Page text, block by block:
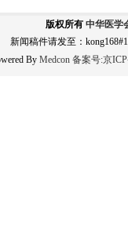
版权所有 中华医学
新闻稿件请发至：
By Medcon 备案号:京